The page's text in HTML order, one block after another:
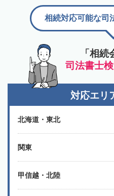
「相
司法書士
相続対応可能な司
対応エリ
北海道・東北
関東
甲信越・北陸